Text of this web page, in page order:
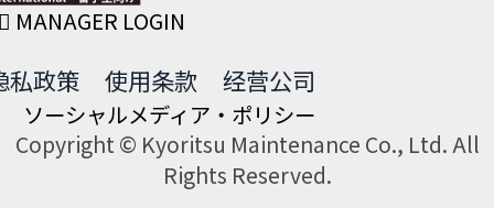
MANAGER LOGIN
私政策 使用条款 经营公司
ソーシャルメディア・ポリシー
Copyright © Kyoritsu Maintenance Co., Ltd. All
Rights Reserved.